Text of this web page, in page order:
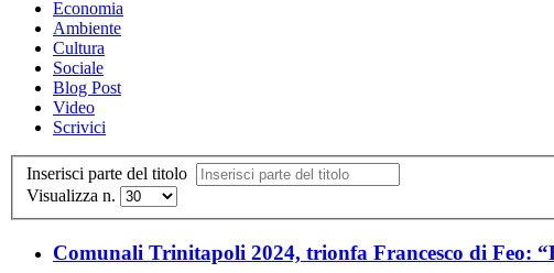
Economia
Ambiente
Cultura
Sociale
Blog Post
Video
Scrivici
Inserisci parte del titolo
Visualizza n.
Comunali Trinitapoli 2024, trionfa Francesco di Feo: